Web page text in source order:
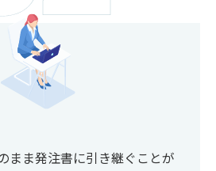
まま発注書に引き継ぐことが